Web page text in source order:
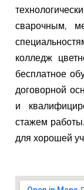
сварочным,
колледж
бесплатное
договорной
и
стажем
для хорошей